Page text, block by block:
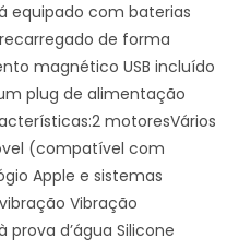
equipado com baterias
de forma
magnético USB incluído
plug de alimentação
motoresVários
(compatível com
Apple e sistemas
Vibração
prova d’água Silicone